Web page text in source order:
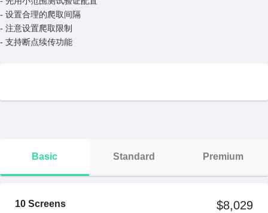
- 设置合理的爬取间隔
- 注意设置爬取限制
- 支持断点续传功能
Basic Standard Premium
10 Screens $8,029